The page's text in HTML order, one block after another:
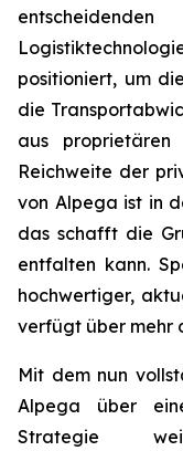
positioniert, um
die
aus
Reichweite der
von Alpega ist in
das schafft die
entfalten kann.
hochwertiger,
verfügt über mehr
Mit dem nun
Alpega über
Strategie